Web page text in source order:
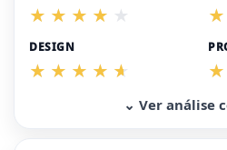
DESIGN
⌄ Ver análise